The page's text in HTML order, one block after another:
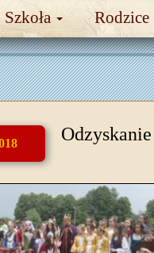
Szkoła Rodzice